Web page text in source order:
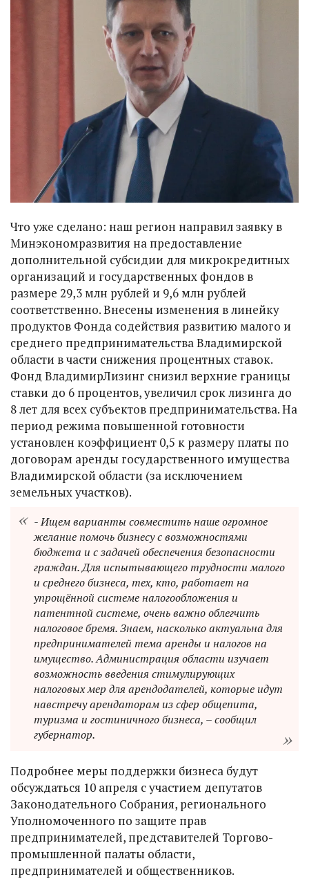
Что уже сделано: наш регион направил заявку в
Минэкономразвития на предоставление
дополнительной субсидии для микрокредитных
организаций и государственных фондов в
размере 29,3 млн рублей и 9,6 млн рублей
соответственно. Внесены изменения в линейку
продуктов Фонда содействия развитию малого и
среднего предпринимательства Владимирской
области в части снижения процентных ставок.
Фонд ВладимирЛизинг снизил верхние границы
ставки до 6 процентов, увеличил срок лизинга до
8 лет для всех субъектов предпринимательства. На
период режима повышенной готовности
установлен коэффициент 0,5 к размеру платы по
договорам аренды государственного имущества
Владимирской области (за исключением
земельных участков).
- Ищем варианты совместить наше огромное
желание помочь бизнесу с возможностями
бюджета и с задачей обеспечения безопасности
граждан. Для испытывающего трудности малого
и среднего бизнеса, тех, кто, работает на
упрощённой системе налогообложения и
патентной системе, очень важно облегчить
налоговое бремя. Знаем, насколько актуальна для
предпринимателей тема аренды и налогов на
имущество. Администрация области изучает
возможность введения стимулирующих
налоговых мер для арендодателей, которые идут
навстречу арендаторам из сфер общепита,
туризма и гостиничного бизнеса, – сообщил
губернатор.
Подробнее меры поддержки бизнеса будут
обсуждаться 10 апреля с участием депутатов
Законодательного Собрания, регионального
Уполномоченного по защите прав
предпринимателей, представителей Торгово-
промышленной палаты области,
предпринимателей и общественников.